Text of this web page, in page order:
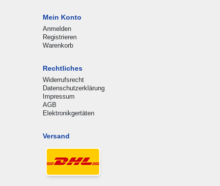
Mein Konto
Anmelden
Registrieren
Warenkorb
Rechtliches
Widerrufsrecht
Datenschutzerklärung
Impressum
AGB
Elektronikgertäten
Versand